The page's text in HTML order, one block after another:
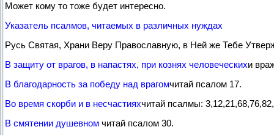
Может кому то тоже будет интересно.
Указатель псалмов, читаемых в различных нуждах
Русь Святая, Храни Веру Православную, в Ней же Тебе
В защиту от врагов, в напастях, при кознях человеческихи
В благодарность за победу над врагомчитай псалом 17.
Во время скорби и в несчастияхчитай псалмы:
В смятении душевном читай псалом 30.